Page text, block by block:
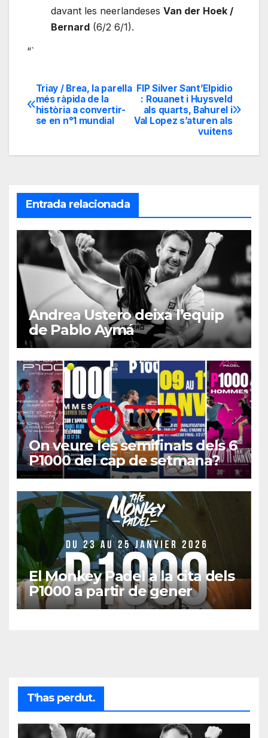
davant les neerlandeses Van der Hoek /
Bernard (6/2 6/1).
“`
Navegación
de
FIP Silver Sant’Elpidio
: Rouanet i Huysveld
als quarts, Bahurel i
Val Lopez s’aturen als
vuitens
Triay / Brea, la parella
més ràpida de la
història a convertir-
se en n°1 mundial
Entrada relacionada
Andrea Ustero deixa l’equip
de Pablo Aymá
On veure les semifinals dels 6
P1000 del cap de setmana?
El Monkey Padel a la cita dels
P1000 a partir de gener
T'has perdut.